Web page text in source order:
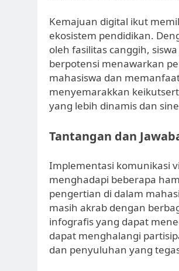
Kemajuan digital ikut
ekosistem pendidikan.
oleh fasilitas canggih,
berpotensi menawarkan
mahasiswa dan
menyemarakkan
yang lebih dinamis dan
Tantangan dan
Implementasi komunikasi
menghadapi beberapa
pengertian di dalam
masih akrab dengan
infografis yang dapat
dapat menghalangi
dan penyuluhan yang